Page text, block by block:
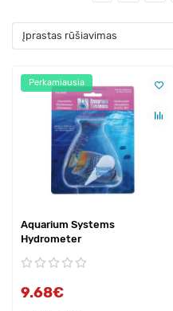
Perkamiausia
Aquarium Systems
Hydrometer
9.68€